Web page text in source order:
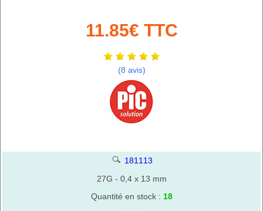
11.85€ TTC
(8 avis)
181113
27G - 0,4 x 13 mm
Quantité en stock : 18